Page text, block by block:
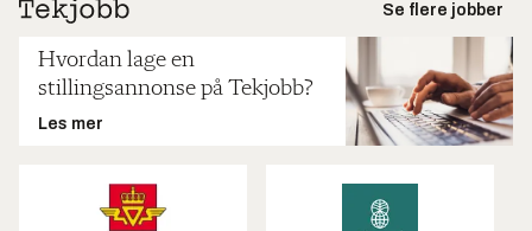
Se flere jobber
Hvordan lage en
stillingsannonse på Tekjobb?
Les mer